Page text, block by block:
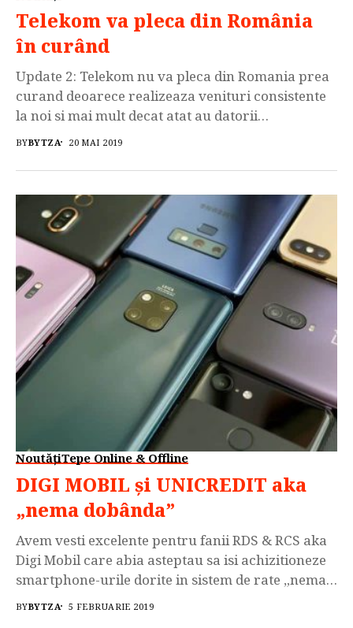
Telekom va pleca din România
în curând
Update 2: Telekom nu va pleca din Romania prea
curand deoarece realizeaza venituri consistente
la noi si mai mult decat atat au datorii
abuziv pe piata de profil. Nu va lasati pacaliti de
ofertele mincinoase ale acestora si retineti faptul
ca puteti […]
BYBYTZA 20 MAI 2019
NoutățiTepe Online & Offline
DIGI MOBIL și UNICREDIT aka
„nema dobânda”
Avem vesti excelente pentru fanii RDS & RCS aka
Digi Mobil care abia asteptau sa isi achizitioneze
smartphone-urile dorite in sistem de rate „nema
dobanda” si nu mai aveau aceasta oportunitate.
BYBYTZA 5 FEBRUARIE 2019